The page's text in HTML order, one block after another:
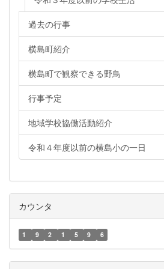
過去の行事
横島町紹介
横島町で観察できる野鳥
行事予定
地域学校協働活動紹介
令和４年度以前の横島小の一日
カウンタ
1 9 2 1 5 9 6